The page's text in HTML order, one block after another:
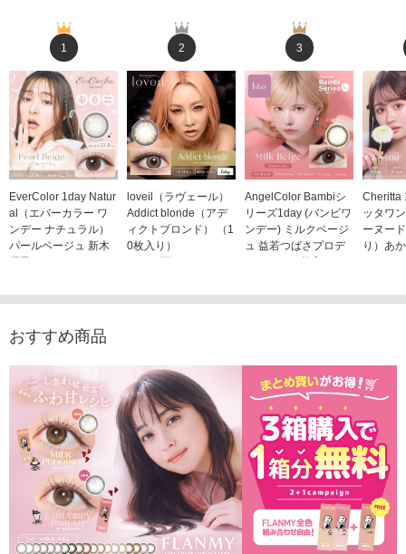
1
EverColor 1day Natur
al（エバーカラー ワ
ンデー ナチュラル）
パールベージュ 新木
2,598円(税込)
2
loveil（ラヴェール）
Addict blonde（アデ
ィクトブロンド） （1
0枚入り）
3
AngelColor Bambiシ
リーズ1day (バンビワ
ンデー) ミルクベージ
ュ 益若つばさプロデ
Cheritta
ッタワ
ーヌー
り）あ
おすすめ商品